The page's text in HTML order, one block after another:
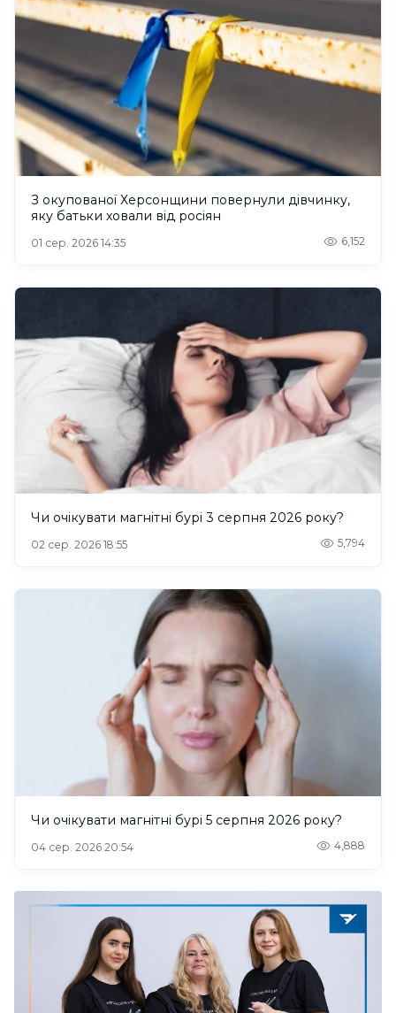
З окупованої Херсонщини повернули дівчинку,
яку батьки ховали від росіян
01 сер. 2026 14:35 6,152
Чи очікувати магнітні бурі 3 серпня 2026 року?
02 сер. 2026 18:55 5,794
Чи очікувати магнітні бурі 5 серпня 2026 року?
04 сер. 2026 20:54 4,888